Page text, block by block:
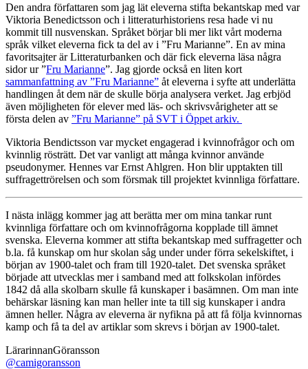
Den andra författaren som jag lät eleverna stifta bekantskap med var
Viktoria Benedictsson och i litteraturhistoriens resa hade vi nu
kommit till nusvenskan. Språket börjar bli mer likt vårt moderna
språk vilket eleverna fick ta del av i ”Fru Marianne”. En av mina
favoritsajter är Litteraturbanken och där fick eleverna läsa några
sidor ur ”Fru Marianne”. Jag gjorde också en liten kort
sammanfattning av ”Fru Marianne” åt eleverna i syfte att underlätta
handlingen åt dem när de skulle börja analysera verket. Jag erbjöd
även möjligheten för elever med läs- och skrivsvårigheter att se
första delen av ”Fru Marianne” på SVT i Öppet arkiv.
Viktoria Bendictsson var mycket engagerad i kvinnofrågor och om
kvinnlig rösträtt. Det var vanligt att många kvinnor använde
pseudonymer. Hennes var Ernst Ahlgren. Hon blir upptakten till
suffragettrörelsen och som försmak till projektet kvinnliga författare.
I nästa inlägg kommer jag att berätta mer om mina tankar runt
kvinnliga författare och om kvinnofrågorna kopplade till ämnet
svenska. Eleverna kommer att stifta bekantskap med suffragetter och
b.la. få kunskap om hur skolan såg under under förra sekelskiftet, i
början av 1900-talet och fram till 1920-talet. Det svenska språket
började att utvecklas mer i samband med att folkskolan infördes
1842 då alla skolbarn skulle få kunskaper i basämnen. Om man inte
behärskar läsning kan man heller inte ta till sig kunskaper i andra
ämnen heller. Några av eleverna är nyfikna på att få följa kvinnornas
kamp och få ta del av artiklar som skrevs i början av 1900-talet.
LärarinnanGöransson
@camigoransson